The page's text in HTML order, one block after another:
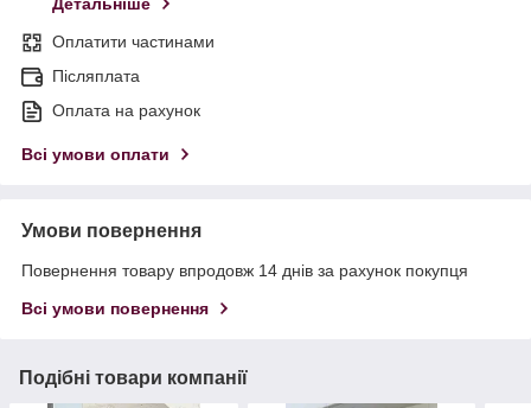
Оплатити частинами
Післяплата
Оплата на рахунок
Всі умови оплати
Умови повернення
Повернення товару впродовж 14 днів за рахунок покупця
Всі умови повернення
Подібні товари компанії